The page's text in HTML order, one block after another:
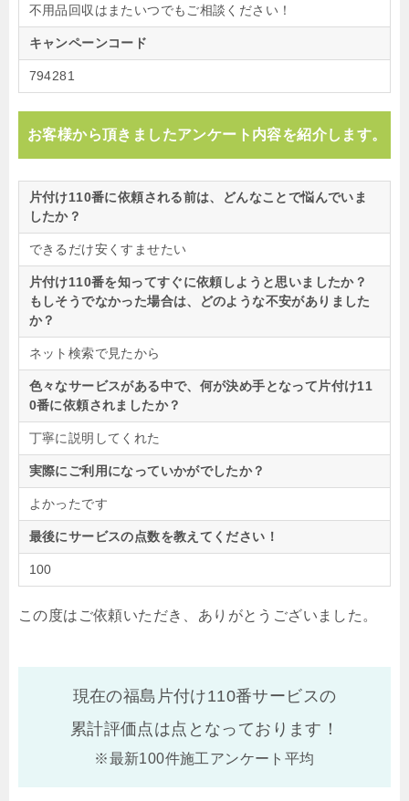
不用品回収はまたいつでもご相談ください！
キャンペーンコード
794281
お客様から頂きましたアンケート内容を紹介します。
片付け110番に依頼される前は、どんなことで悩んでいま
したか？
できるだけ安くすませたい
片付け110番を知ってすぐに依頼しようと思いましたか？
もしそうでなかった場合は、どのような不安がありました
か？
ネット検索で見たから
色々なサービスがある中で、何が決め手となって片付け11
0番に依頼されましたか？
丁寧に説明してくれた
実際にご利用になっていかがでしたか？
よかったです
最後にサービスの点数を教えてください！
100
この度はご依頼いただき、ありがとうございました。
現在の福島片付け110番サービスの
累計評価点は点となっております！
※最新100件施工アンケート平均